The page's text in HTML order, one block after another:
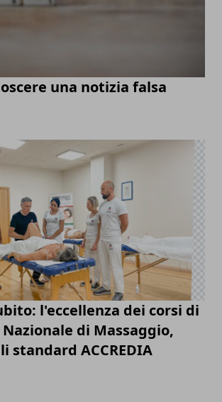
una notizia falsa
l'eccellenza dei corsi di
Nazionale di Massaggio,
standard ACCREDIA